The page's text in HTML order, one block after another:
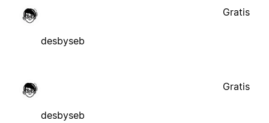
desbyseb
Gratis
desbyseb
Gratis